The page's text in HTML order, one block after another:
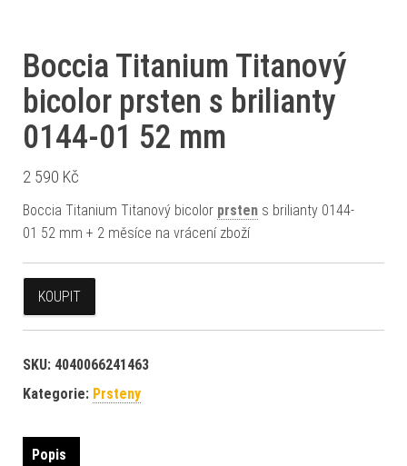
Boccia Titanium Titanový
bicolor prsten s brilianty
0144-01 52 mm
2 590 Kč
Boccia Titanium Titanový bicolor prsten s brilianty 0144-
01 52 mm + 2 měsíce na vrácení zboží
KOUPIT
SKU: 4040066241463
Kategorie: Prsteny
Popis